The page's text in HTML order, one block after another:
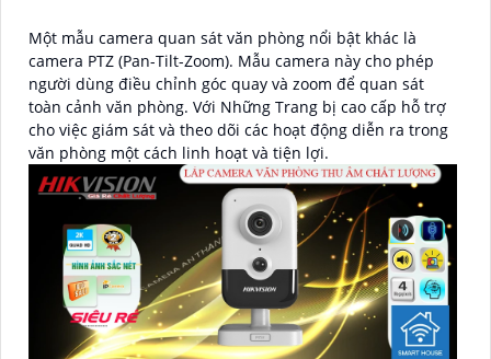
Một mẫu camera quan sát văn phòng nổi bật khác là
camera PTZ (Pan-Tilt-Zoom). Mẫu camera này cho phép
người dùng điều chỉnh góc quay và zoom để quan sát
toàn cảnh văn phòng. Với Những Trang bị cao cấp hỗ trợ
cho việc giám sát và theo dõi các hoạt động diễn ra trong
văn phòng một cách linh hoạt và tiện lợi.